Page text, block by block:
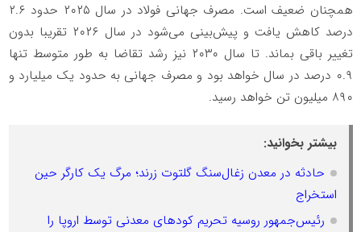
همچنان ضعیف است. مصرف جهانی فولاد در سال ۲۰۲۵ حدود ۲.۶
درصد کاهش یافت و پیش‌بینی می‌شود در سال ۲۰۲۶ تقریبا بدون
تغییر باقی بماند. تا سال ۲۰۳۰ نیز رشد تقاضا به طور متوسط تنها
۰.۹ درصد در سال خواهد بود و مصرف جهانی به حدود یک میلیارد و
۸۹۰ میلیون تن خواهد رسید.
بیشتر بخوانید:
حادثه در معدن زغال‌سنگ گلتوت زرند؛ مرگ یک کارگر حین
استخراج
رئیس‌جمهور روسیه تحریم کودهای معدنی توسط اروپا را